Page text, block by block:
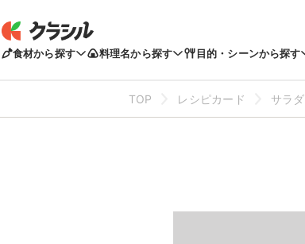
食材から探す 料理名から探す 目的・シーンから探す
TOP レシピカード サラダ